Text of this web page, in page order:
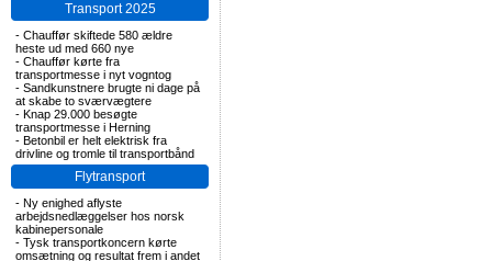
Transport 2025
- Chauffør skiftede 580 ældre
heste ud med 660 nye
- Chauffør kørte fra
transportmesse i nyt vogntog
- Sandkunstnere brugte ni dage på
at skabe to sværvægtere
- Knap 29.000 besøgte
transportmesse i Herning
- Betonbil er helt elektrisk fra
drivline og tromle til transportbånd
Flytransport
- Ny enighed aflyste
arbejdsnedlæggelser hos norsk
kabinepersonale
- Tysk transportkoncern kørte
omsætning og resultat frem i andet